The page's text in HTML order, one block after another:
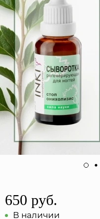
650 руб.
В наличии